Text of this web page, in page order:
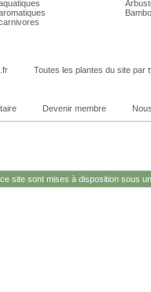
Toutes les plantes du site par
Devenir membre
site sont mises à disposition sous